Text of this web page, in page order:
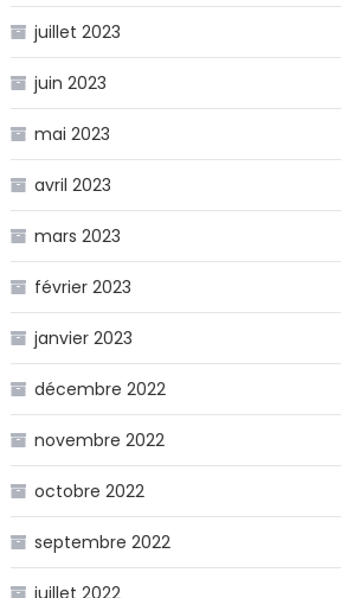
juillet 2023
juin 2023
mai 2023
avril 2023
mars 2023
février 2023
janvier 2023
décembre 2022
novembre 2022
octobre 2022
septembre 2022
juillet 2022